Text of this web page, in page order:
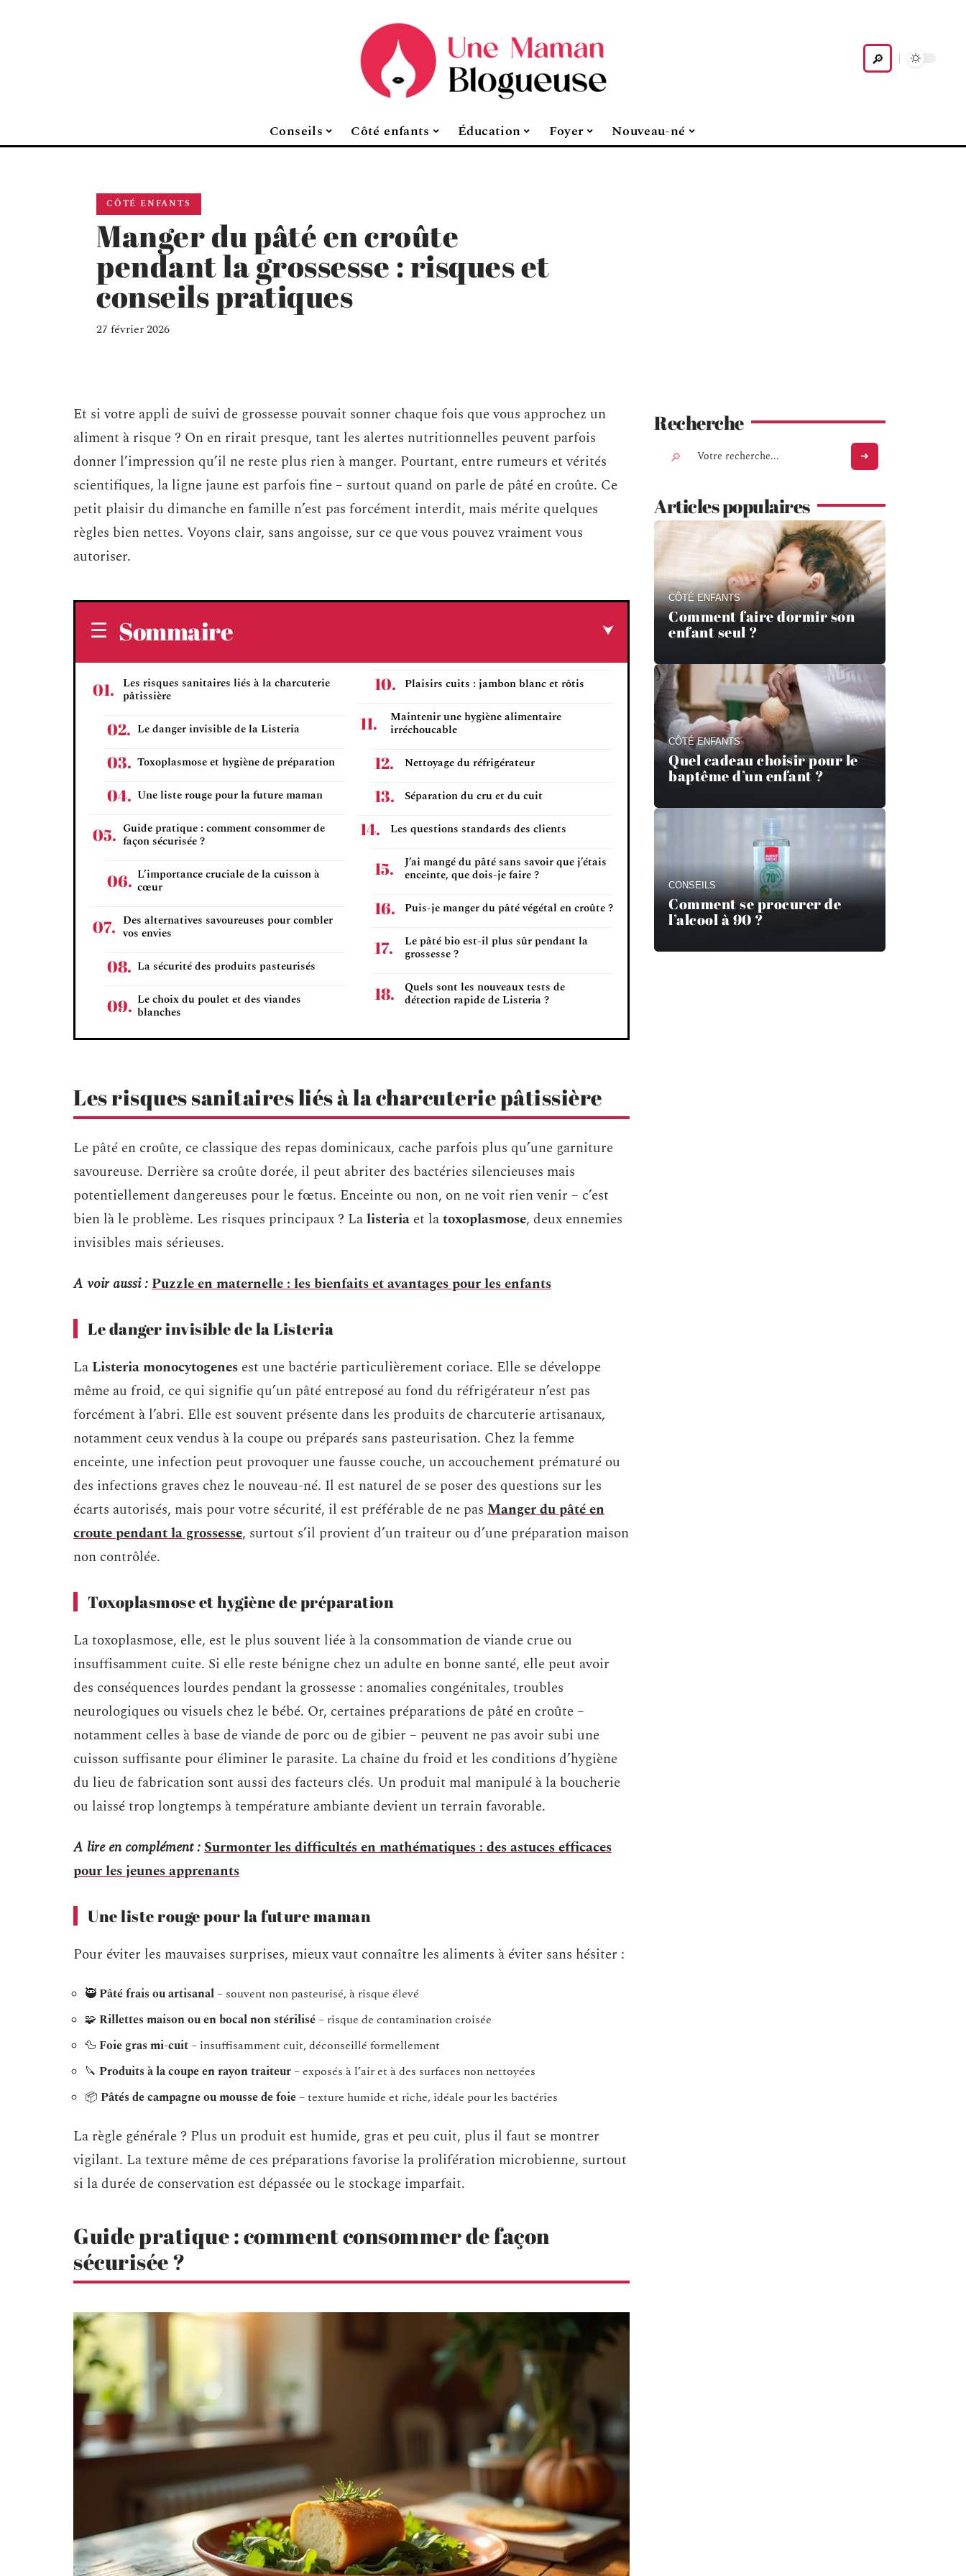
Conseils Côté enfants Éducation Foyer Nouveau-né
CÔTÉ ENFANTS
Manger du pâté en croûte
pendant la grossesse : risques et
conseils pratiques
27 février 2026
Et si votre appli de suivi de grossesse pouvait sonner chaque fois que vous approchez un
aliment à risque ? On en rirait presque, tant les alertes nutritionnelles peuvent parfois
donner l’impression qu’il ne reste plus rien à manger. Pourtant, entre rumeurs et vérités
scientifiques, la ligne jaune est parfois fine – surtout quand on parle de pâté en croûte. Ce
petit plaisir du dimanche en famille n’est pas forcément interdit, mais mérite quelques
règles bien nettes. Voyons clair, sans angoisse, sur ce que vous pouvez vraiment vous
autoriser.
Sommaire
Les risques sanitaires liés à la charcuterie
pâtissière
Le danger invisible de la Listeria
Toxoplasmose et hygiène de préparation
Une liste rouge pour la future maman
Guide pratique : comment consommer de
façon sécurisée ?
L’importance cruciale de la cuisson à
cœur
Des alternatives savoureuses pour combler
vos envies
La sécurité des produits pasteurisés
Le choix du poulet et des viandes
blanches
Plaisirs cuits : jambon blanc et rôtis
Maintenir une hygiène alimentaire
irréchoucable
Nettoyage du réfrigérateur
Séparation du cru et du cuit
Les questions standards des clients
J’ai mangé du pâté sans savoir que j’étais
enceinte, que dois-je faire ?
Puis-je manger du pâté végétal en croûte ?
Le pâté bio est-il plus sûr pendant la
grossesse ?
Quels sont les nouveaux tests de
détection rapide de Listeria ?
Les risques sanitaires liés à la charcuterie pâtissière
Le pâté en croûte, ce classique des repas dominicaux, cache parfois plus qu’une garniture
savoureuse. Derrière sa croûte dorée, il peut abriter des bactéries silencieuses mais
potentiellement dangereuses pour le fœtus. Enceinte ou non, on ne voit rien venir – c’est
bien là le problème. Les risques principaux ? Lalisteria et latoxoplasmose, deux ennemies
invisibles mais sérieuses.
A voir aussi :Puzzle en maternelle : les bienfaits et avantages pour les enfants
Le danger invisible de la Listeria
La Listeria monocytogenes est une bactérie particulièrement coriace. Elle se développe
même au froid, ce qui signifie qu’un pâté entreposé au fond du réfrigérateur n’est pas
forcément à l’abri. Elle est souvent présente dans les produits de charcuterie artisanaux,
notamment ceux vendus à la coupe ou préparés sans pasteurisation. Chez la femme
enceinte, une infection peut provoquer une fausse couche, un accouchement prématuré ou
des infections graves chez le nouveau-né. Il est naturel de se poser des questions sur les
écarts autorisés, mais pour votre sécurité, il est préférable de ne pas Manger du pâté en
croute pendant la grossesse, surtout s’il provient d’un traiteur ou d’une préparation maison
non contrôlée.
Toxoplasmose et hygiène de préparation
La toxoplasmose, elle, est le plus souvent liée à la consommation de viande crue ou
insuffisamment cuite. Si elle reste bénigne chez un adulte en bonne santé, elle peut avoir
des conséquences lourdes pendant la grossesse : anomalies congénitales, troubles
neurologiques ou visuels chez le bébé. Or, certaines préparations de pâté en croûte –
notamment celles à base de viande de porc ou de gibier – peuvent ne pas avoir subi une
cuisson suffisante pour éliminer le parasite. La chaîne du froid et les conditions d’hygiène
du lieu de fabrication sont aussi des facteurs clés. Un produit mal manipulé à la boucherie
ou laissé trop longtemps à température ambiante devient un terrain favorable.
A lire en complément :Surmonter les difficultés en mathématiques : des astuces efficaces
pour les jeunes apprenants
Une liste rouge pour la future maman
Pour éviter les mauvaises surprises, mieux vaut connaître les aliments à éviter sans hésiter :
🥷 Pâté frais ou artisanal– souvent non pasteurisé, à risque élevé
🧩 Rillettes maison ou en bocal non stérilisé– risque de contamination croisée
🦆 Foie gras mi-cuit– insuffisamment cuit, déconseillé formellement
🔪 Produits à la coupe en rayon traiteur– exposés à l’air et à des surfaces non nettoyées
📦 Pâtés de campagne ou mousse de foie– texture humide et riche, idéale pour les bactéries
La règle générale ? Plus un produit est humide, gras et peu cuit, plus il faut se montrer
vigilant. La texture même de ces préparations favorise la prolifération microbienne, surtout
si la durée de conservation est dépassée ou le stockage imparfait.
Guide pratique : comment consommer de façon
sécurisée ?
Recherche
Articles populaires
CÔTÉ ENFANTS
Comment faire dormir son
enfant seul ?
CÔTÉ ENFANTS
Quel cadeau choisir pour le
baptême d’un enfant ?
CONSEILS
Comment se procurer de
l’alcool à 90 ?